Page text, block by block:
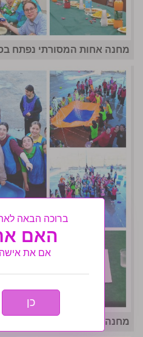
מחנה אחות המסורתי נפתח
מחנה אחות תשפו- לו״ז גאולתי
ברוכה הבאה
האם
אם את אישה
כן